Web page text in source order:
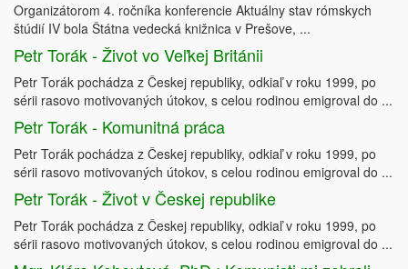
Organizátorom 4. ročníka konferencie Aktuálny stav rómskych
štúdií IV bola Štátna vedecká knižnica v Prešove, ...
Petr Torák - Život vo Veľkej Británii
Petr Torák pochádza z Českej republiky, odkiaľ v roku 1999, po
sérii rasovo motivovaných útokov, s celou rodinou emigroval do ...
Petr Torák - Komunitná práca
Petr Torák pochádza z Českej republiky, odkiaľ v roku 1999, po
sérii rasovo motivovaných útokov, s celou rodinou emigroval do ...
Petr Torák - Život v Českej republike
Petr Torák pochádza z Českej republiky, odkiaľ v roku 1999, po
sérii rasovo motivovaných útokov, s celou rodinou emigroval do ...